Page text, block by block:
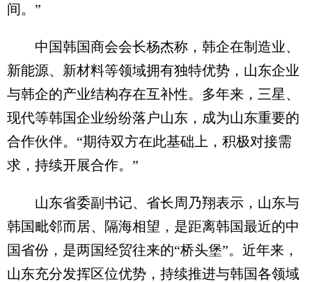
间。”
中国韩国商会会长杨杰称，韩企在制造业、
新能源、新材料等领域拥有独特优势，山东企业
与韩企的产业结构存在互补性。多年来，三星、
现代等韩国企业纷纷落户山东，成为山东重要的
合作伙伴。“期待双方在此基础上，积极对接需
求，持续开展合作。”
山东省委副书记、省长周乃翔表示，山东与
韩国毗邻而居、隔海相望，是距离韩国最近的中
国省份，是两国经贸往来的“桥头堡”。近年来，
山东充分发挥区位优势，持续推进与韩国各领域